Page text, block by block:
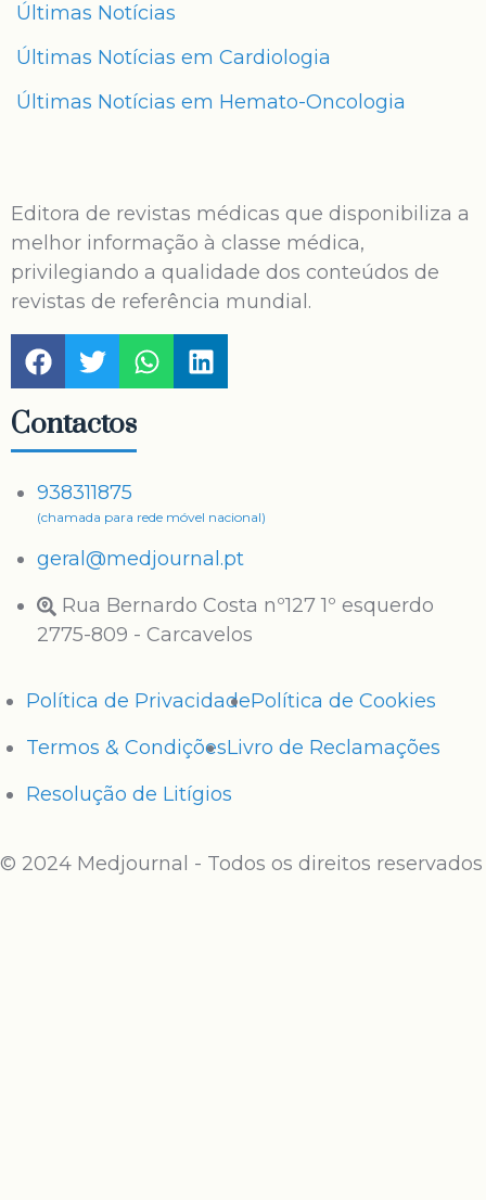
Últimas Notícias
Últimas Notícias em Cardiologia
Últimas Notícias em Hemato-Oncologia
Editora de revistas médicas que disponibiliza a
melhor informação à classe médica,
privilegiando a qualidade dos conteúdos de
revistas de referência mundial.
Contactos
938311875
(chamada para rede móvel nacional)
geral@medjournal.pt
Rua Bernardo Costa nº127 1º esquerdo
2775-809 - Carcavelos
Política de PrivacidadePolítica de Cookies
Termos & CondiçõesLivro de Reclamações
Resolução de Litígios
© 2024 Medjournal - Todos os direitos reservados